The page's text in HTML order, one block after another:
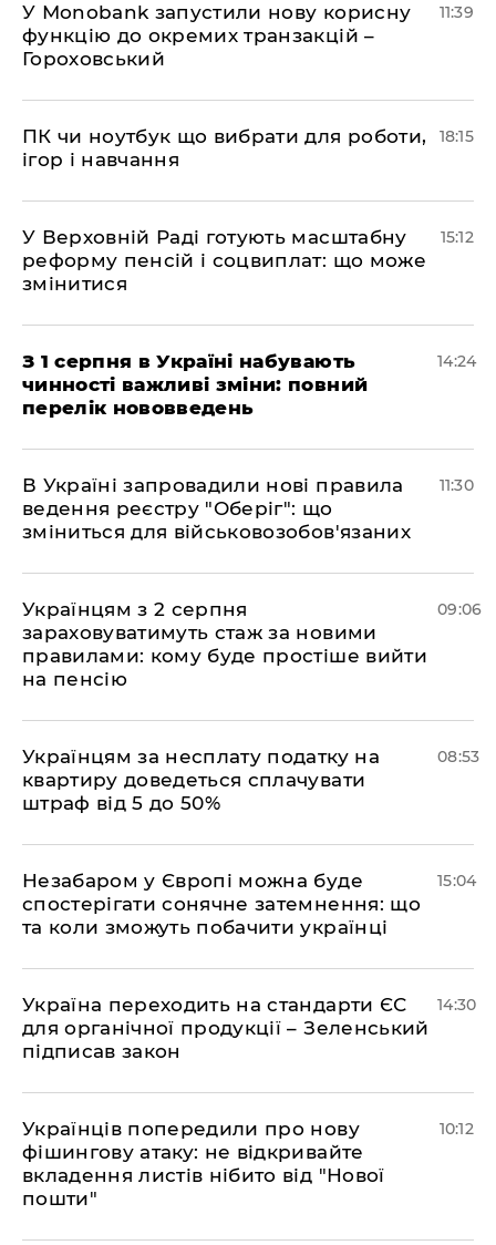
У Мonobank запустили нову корисну
функцію до окремих транзакцій –
Гороховський
11:39
ПК чи ноутбук що вибрати для роботи,
ігор і навчання
18:15
У Верховній Раді готують масштабну
реформу пенсій і соцвиплат: що може
змінитися
15:12
З 1 серпня в Україні набувають
чинності важливі зміни: повний
перелік нововведень
14:24
В Україні запровадили нові правила
ведення реєстру "Оберіг": що
зміниться для військовозобов'язаних
11:30
Українцям з 2 серпня
зараховуватимуть стаж за новими
правилами: кому буде простіше вийти
на пенсію
09:06
Українцям за несплату податку на
квартиру доведеться сплачувати
штраф від 5 до 50%
08:53
​Незабаром у Європі можна буде
спостерігати сонячне затемнення: що
та коли зможуть побачити українці
15:04
​Україна переходить на стандарти ЄС
для органічної продукції – Зеленський
підписав закон
14:30
Українців попередили про нову
фішингову атаку: не відкривайте
вкладення листів нібито від "Нової
пошти"
10:12